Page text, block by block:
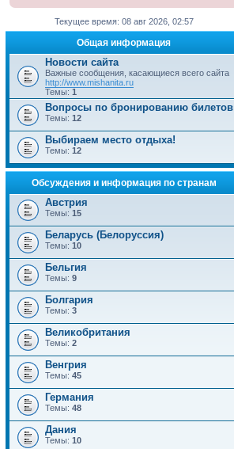
Текущее время: 08 авг 2026, 02:57
Общая информация
Новости сайта
Важные сообщения, касающиеся всего сайта
http://www.mishanita.ru
Темы: 1
Вопросы по бронированию билетов
Темы: 12
Выбираем место отдыха!
Темы: 12
Обсуждения и информация по странам
Австрия
Темы: 15
Беларусь (Белоруссия)
Темы: 10
Бельгия
Темы: 9
Болгария
Темы: 3
Великобритания
Темы: 2
Венгрия
Темы: 45
Германия
Темы: 48
Дания
Темы: 10